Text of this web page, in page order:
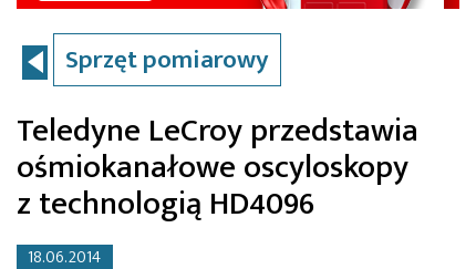
Sprzęt pomiarowy
Teledyne LeCroy przedstawia
ośmiokanałowe oscyloskopy
z technologią HD4096
18.06.2014